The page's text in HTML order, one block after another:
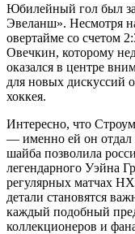
Юбилейный гол был
Эвеланш». Несмотря
овертайме со счетом
Овечкин, которому
оказался в центре
для новых дискуссий
хоккея.
Интересно, что
— именно ей он отдал
шайба позволила
легендарного Уэйна
регулярных матчах
детали становятся
каждый подобный
коллекционеров и